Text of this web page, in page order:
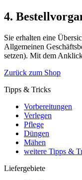
4.
Sie erhalten eine
Allgemeinen
setzen). Mit dem
Zurück zum Shop
Tipps & Tricks
Vorbereitungen
Verlegen
Pflege
Düngen
Mähen
weitere Tipps &
Liefergebiete